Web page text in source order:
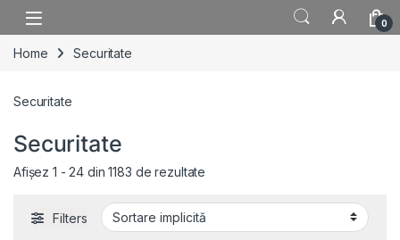
Skip to navigation
Skip to content
0
Home Securitate
Securitate
Securitate
Afișez 1 - 24 din 1183 de rezultate
Filters